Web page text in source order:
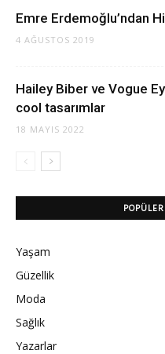
Emre Erdemoğlu’ndan
4 AĞUSTOS 2019
Hailey Biber ve Vogue
cool tasarımlar
18 MAYIS 2022
Yaşam
Güzellik
Moda
Sağlık
Yazarlar